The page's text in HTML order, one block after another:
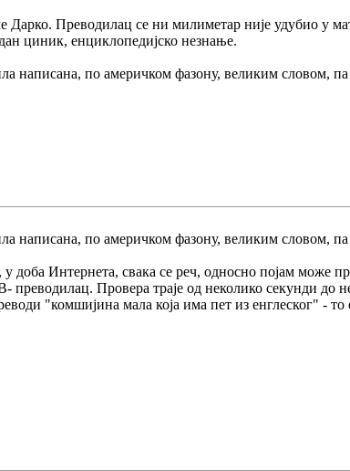
Дарко. Преводилац се ни милиметар није удубио у
циник, енциклопедијско незнање.
написана, по америчком фазону, великим словом, па
написана, по америчком фазону, великим словом, па
доба Интернета, свака се реч, односно појам може
преводилац. Провера траје од неколико секунди до
"комшијина мала која има пет из енглеског" - то